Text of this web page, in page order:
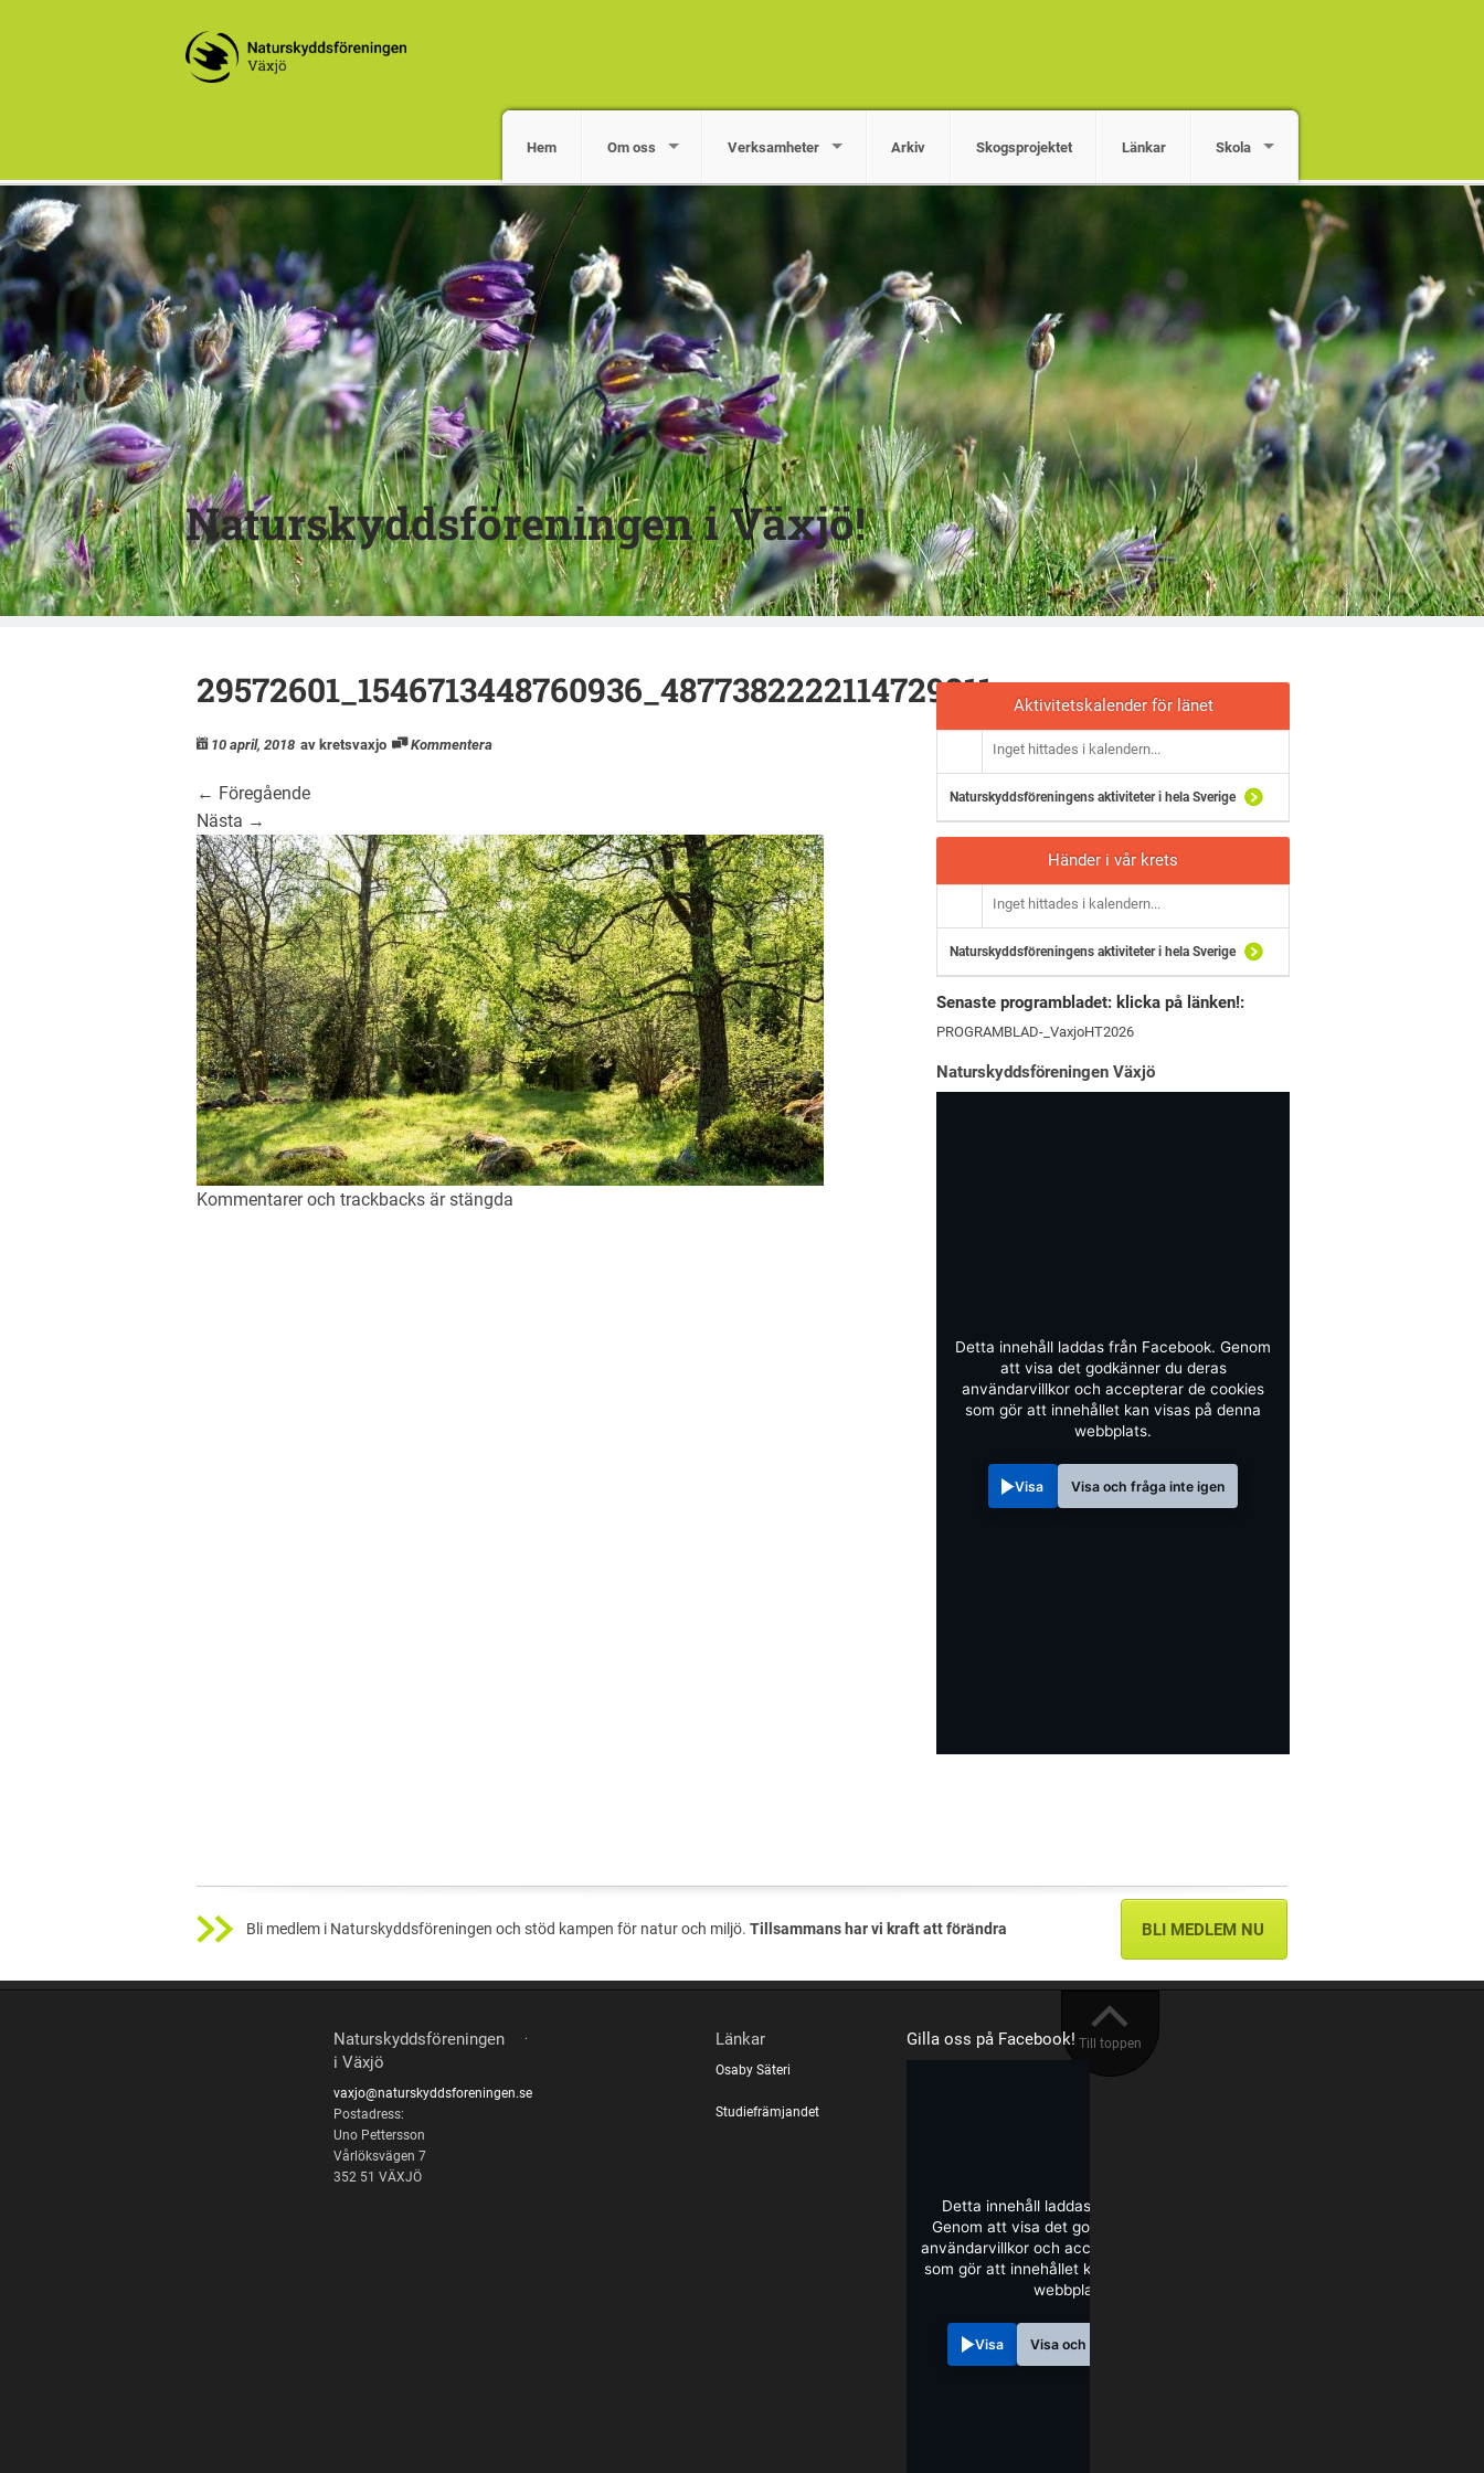
Hem Om oss Verksamheter Arkiv Skogsprojektet Länkar Skola
Naturskyddsföreningen i Växjö!
29572601_1546713448760936_4877382222114729211_n
10 april, 2018 av kretsvaxjo Kommentera
← Föregående
Nästa →
Kommentarer och trackbacks är stängda
Aktivitetskalender för länet
Inget hittades i kalendern...
Naturskyddsföreningens aktiviteter i hela Sverige
Händer i vår krets
Inget hittades i kalendern...
Naturskyddsföreningens aktiviteter i hela Sverige
Senaste programbladet: klicka på länken!:
PROGRAMBLAD-_VaxjoHT2026
Naturskyddsföreningen Växjö
Detta innehåll laddas från Facebook. Genom
att visa det godkänner du deras
användarvillkor och accepterar de cookies
som gör att innehållet kan visas på denna
webbplats.
Visa Visa och fråga inte igen
Bli medlem i Naturskyddsföreningen och stöd kampen för natur och miljö. Tillsammans har vi kraft att förändra BLI MEDLEM NU
Till toppen
Naturskyddsföreningen
i Växjö
vaxjo@naturskyddsforeningen.se
Postadress:
Uno Pettersson
Vårlöksvägen 7
352 51 VÄXJÖ
. Länkar
Osaby Säteri
Studiefrämjandet
Gilla oss på Facebook!
Detta innehåll laddas från Facebook.
Genom att visa det godkänner du deras
användarvillkor och accepterar de cookies
som gör att innehållet kan visas på denna
webbplats.
Visa Visa och fråga inte igen